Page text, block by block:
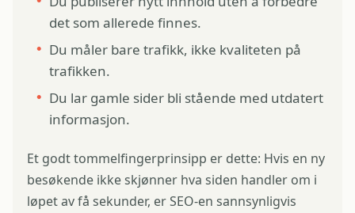
det som allerede finnes.
Du måler bare trafikk, ikke kvaliteten på
trafikken.
Du lar gamle sider bli stående med utdatert
informasjon.
Et godt tommelfingerprinsipp er dette: Hvis en ny
besøkende ikke skjønner hva siden handler om i
løpet av få sekunder, er SEO-en sannsynligvis